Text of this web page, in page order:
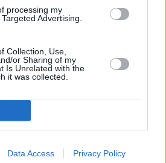
processing my
Advertising.
Collection, Use,
or Sharing of my
Is Unrelated with the
it was collected.
Data Access Privacy Policy